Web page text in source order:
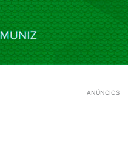
ANÚNCIOS